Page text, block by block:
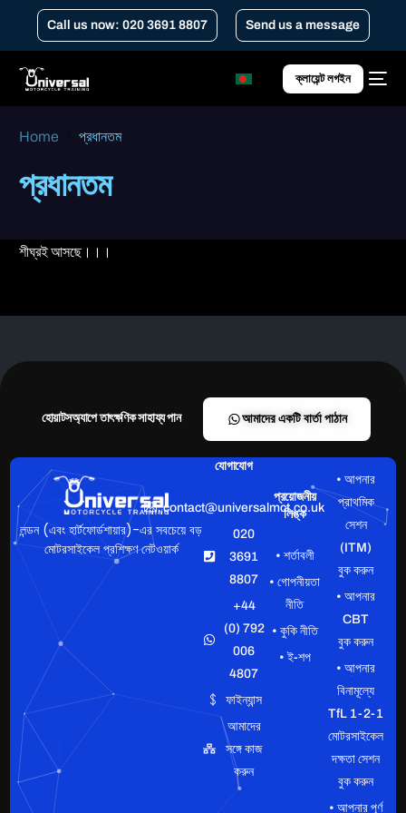
Call us now: 020 3691 8807 Send us a message
ক্লায়েন্ট লগইন
Home প্রধানতম
প্রধানতম
শীঘ্রই আসছে।।।
হোয়াটসঅ্যাপে তাৎক্ষণিক সাহায্য পান আমাদের একটি বার্তা পাঠান
লন্ডন (এবং হার্টফোর্ডশায়ার)-এর সবচেয়ে বড়
মোটরসাইকেল প্রশিক্ষণ নেটওয়ার্ক
যোগাযোগ
contact@universalmct.co.uk
020
3691
8807
+44
(0) 792
006
4807
ফাইন্যান্স
আমাদের
সঙ্গে কাজ
করুন
প্রয়োজনীয়
লিঙ্ক
• শর্তাবলী
• গোপনীয়তা
নীতি
• কুকি নীতি
• ই-শপ
• আপনার
প্রাথমিক
সেশন
(ITM)
বুক করুন
• আপনার
CBT
বুক করুন
• আপনার
বিনামূল্যে
TfL 1-2-1
মোটরসাইকেল
দক্ষতা সেশন
বুক করুন
• আপনার পূর্ণ